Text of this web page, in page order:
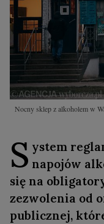
Nocny sklep z alkoholem w
S ystem
napojów
się na
zezwolenia od
publicznej,